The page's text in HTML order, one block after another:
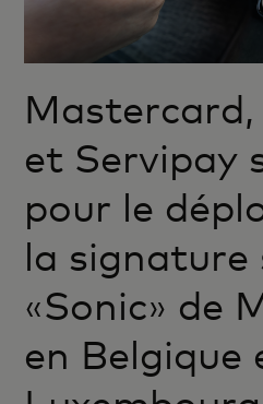
Mastercard,
et Servipay
pour le
la signature
«Sonic» de
en Belgique